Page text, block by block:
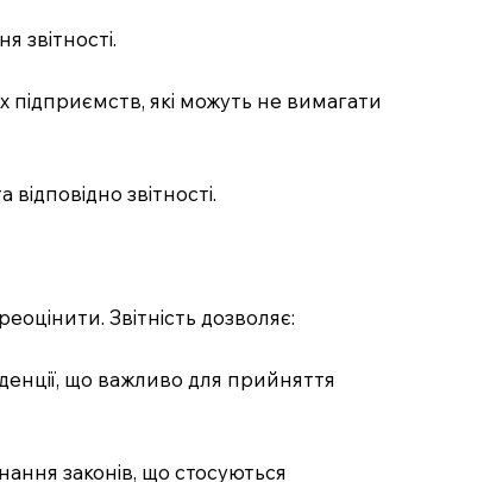
звітності.
які можуть не вимагати
звітності.
Звітність дозволяє:
що важливо для прийняття
законів, що стосуються